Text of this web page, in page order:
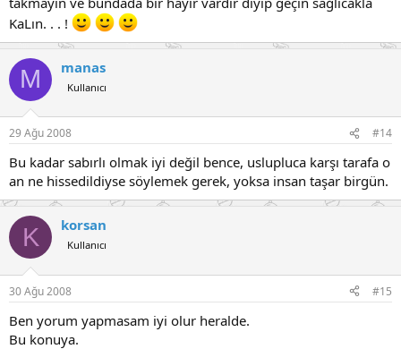
KaLın. . . !
M manas
Kullanıcı
29 Ağu 2008 #14
Bu kadar sabırlı olmak iyi değil bence, uslupluca karşı tarafa o
an ne hissedildiyse söylemek gerek, yoksa insan taşar birgün.
K korsan
Kullanıcı
30 Ağu 2008 #15
Ben yorum yapmasam iyi olur heralde.
Bu konuya.